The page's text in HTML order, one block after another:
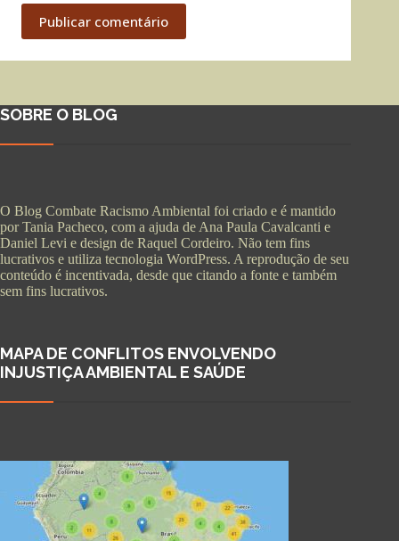
Publicar comentário
SOBRE O BLOG
O Blog Combate Racismo Ambiental foi criado e é mantido
por Tania Pacheco, com a ajuda de Ana Paula Cavalcanti e
Daniel Levi e design de Raquel Cordeiro. Não tem fins
lucrativos e utiliza tecnologia WordPress. A reprodução de seu
conteúdo é incentivada, desde que citando a fonte e também
sem fins lucrativos.
MAPA DE CONFLITOS ENVOLVENDO
INJUSTIÇA AMBIENTAL E SAÚDE